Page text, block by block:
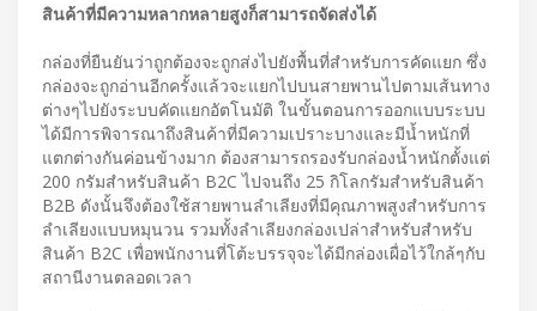
สินค้าที่มีความหลากหลายสูงก็สามารถจัดส่งได้
กล่องที่ยืนยันว่าถูกต้องจะถูกส่งไปยังพื้นที่สำหรับการคัดแยก ซึ่ง
กล่องจะถูกอ่านอีกครั้งแล้วจะแยกไปบนสายพานไปตามเส้นทาง
ต่างๆไปยังระบบคัดแยกอัตโนมัติ ในขั้นตอนการออกแบบระบบ
ได้มีการพิจารณาถึงสินค้าที่มีความเปราะบางและมีน้ำหนักที่
แตกต่างกันค่อนข้างมาก ต้องสามารถรองรับกล่องน้ำหนักตั้งแต่
200 กรัมสำหรับสินค้า B2C ไปจนถึง 25 กิโลกรัมสำหรับสินค้า
B2B ดังนั้นจึงต้องใช้สายพานลำเลียงที่มีคุณภาพสูงสำหรับการ
ลำเลียงแบบหมุนวน รวมทั้งลำเลียงกล่องเปล่าสำหรับสำหรับ
สินค้า B2C เพื่อพนักงานที่โต้ะบรรจุจะได้มีกล่องเผื่อไว้ใกล้ๆกับ
สถานีงานตลอดเวลา